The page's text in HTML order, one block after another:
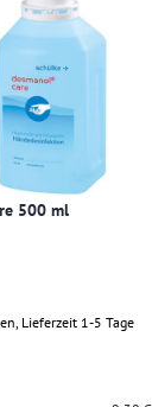
500 ml
Lieferzeit 1-5 Tage